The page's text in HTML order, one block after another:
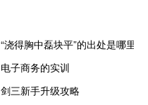
“浇得胸中磊块平”的出处是哪里
电子商务的实训
剑三新手升级攻略